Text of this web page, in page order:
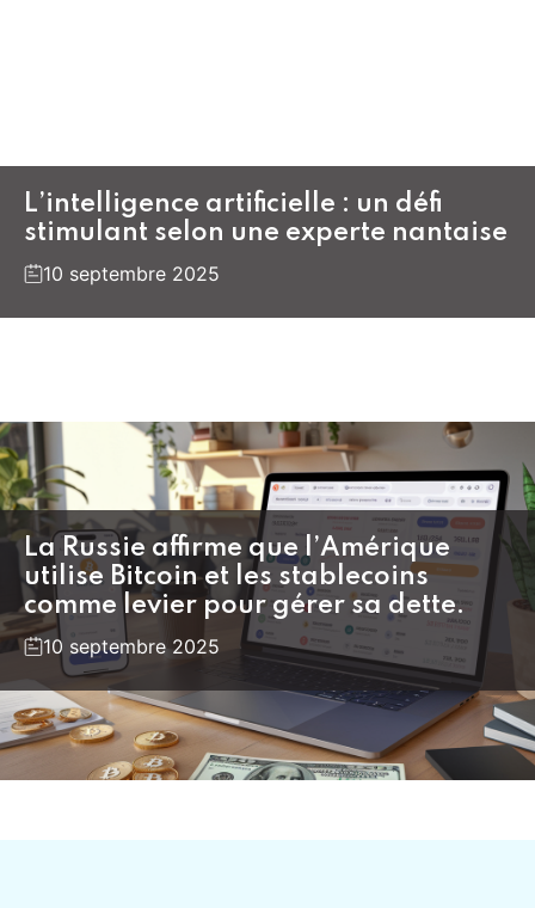
L’intelligence artificielle : un défi
stimulant selon une experte nantaise
10 septembre 2025
La Russie affirme que l’Amérique
utilise Bitcoin et les stablecoins
comme levier pour gérer sa dette.
10 septembre 2025